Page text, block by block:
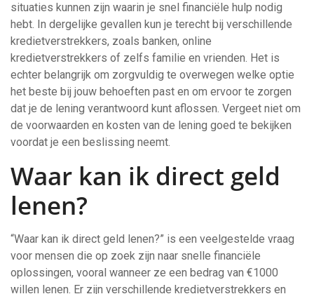
situaties kunnen zijn waarin je snel financiële hulp nodig
hebt. In dergelijke gevallen kun je terecht bij verschillende
kredietverstrekkers, zoals banken, online
kredietverstrekkers of zelfs familie en vrienden. Het is
echter belangrijk om zorgvuldig te overwegen welke optie
het beste bij jouw behoeften past en om ervoor te zorgen
dat je de lening verantwoord kunt aflossen. Vergeet niet om
de voorwaarden en kosten van de lening goed te bekijken
voordat je een beslissing neemt.
Waar kan ik direct geld
lenen?
“Waar kan ik direct geld lenen?” is een veelgestelde vraag
voor mensen die op zoek zijn naar snelle financiële
oplossingen, vooral wanneer ze een bedrag van €1000
willen lenen. Er zijn verschillende kredietverstrekkers en